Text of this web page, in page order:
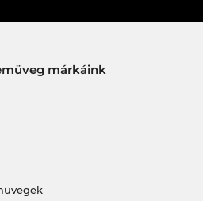
márkáink